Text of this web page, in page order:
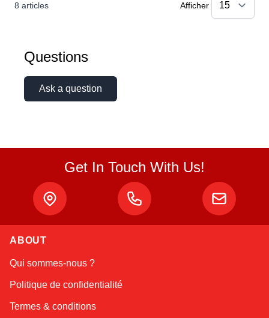
8 articles Afficher
Questions
Ask a question
Get In Touch With Us!
ABOUT
Qui sommes-nous ?
Politique de confidentialité
Termes & conditions